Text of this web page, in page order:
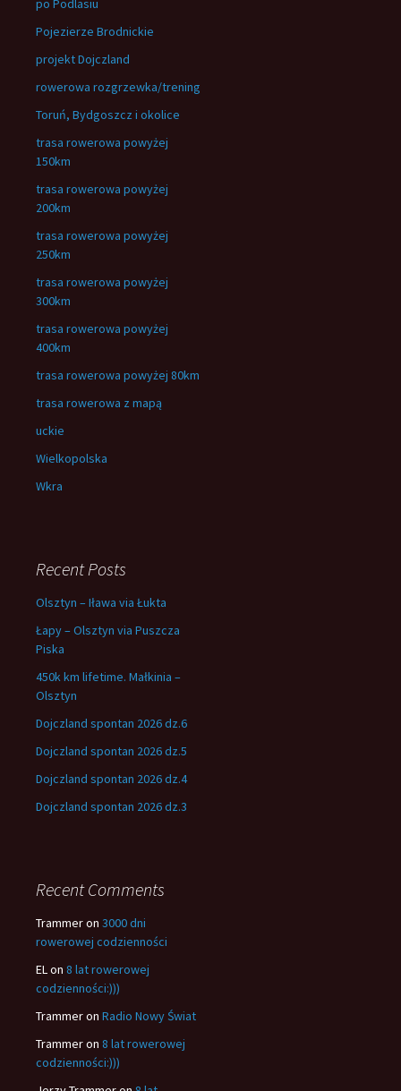
po Podlasiu
Pojezierze Brodnickie
projekt Dojczland
rowerowa rozgrzewka/trening
Toruń, Bydgoszcz i okolice
trasa rowerowa powyżej
150km
trasa rowerowa powyżej
200km
trasa rowerowa powyżej
250km
trasa rowerowa powyżej
300km
trasa rowerowa powyżej
400km
trasa rowerowa powyżej 80km
trasa rowerowa z mapą
uckie
Wielkopolska
Wkra
Recent Posts
Olsztyn – Iława via Łukta
Łapy – Olsztyn via Puszcza
Piska
450k km lifetime. Małkinia –
Olsztyn
Dojczland spontan 2026 dz.6
Dojczland spontan 2026 dz.5
Dojczland spontan 2026 dz.4
Dojczland spontan 2026 dz.3
Recent Comments
Trammeron 3000 dni
rowerowej codzienności
ELon 8 lat rowerowej
codzienności:)))
Trammeron Radio Nowy Świat
Trammeron 8 lat rowerowej
codzienności:)))